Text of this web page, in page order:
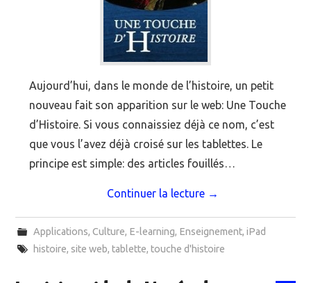
Aujourd’hui, dans le monde de l’histoire, un petit
nouveau fait son apparition sur le web: Une Touche
d’Histoire. Si vous connaissiez déjà ce nom, c’est
que vous l’avez déjà croisé sur les tablettes. Le
principe est simple: des articles fouillés…
Continuer la lecture →
Applications, Culture, E-learning, Enseignement, iPad
histoire, site web, tablette, touche d'histoire